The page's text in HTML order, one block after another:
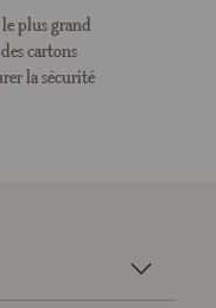
le plus grand
cartons
la sécurité